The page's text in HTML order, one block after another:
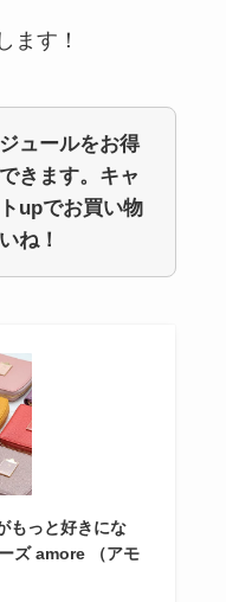
ます！
ュールをお得
きます。キャ
upでお買い物
ね！
もっと好きにな
ズ amore （アモ